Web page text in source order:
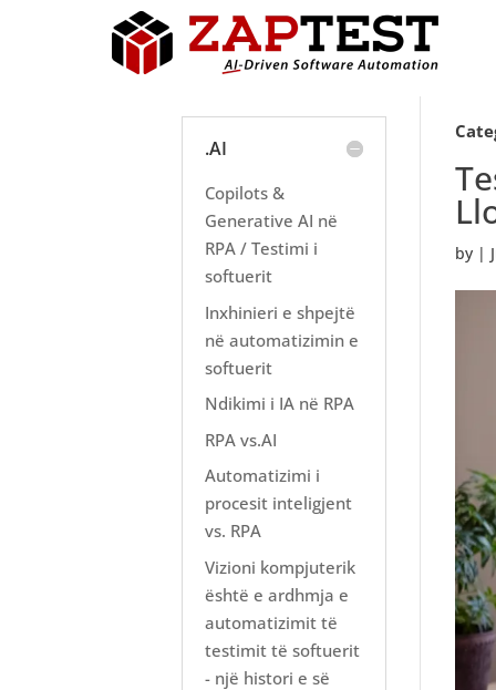
by |
.AI
Copilots &
Generative AI në
RPA / Testimi i
softuerit
Inxhinieri e shpejtë
në automatizimin e
softuerit
Ndikimi i IA në RPA
RPA vs.AI
Automatizimi i
procesit inteligjent
vs. RPA
Vizioni kompjuterik
është e ardhmja e
automatizimit të
testimit të softuerit
- një histori e së